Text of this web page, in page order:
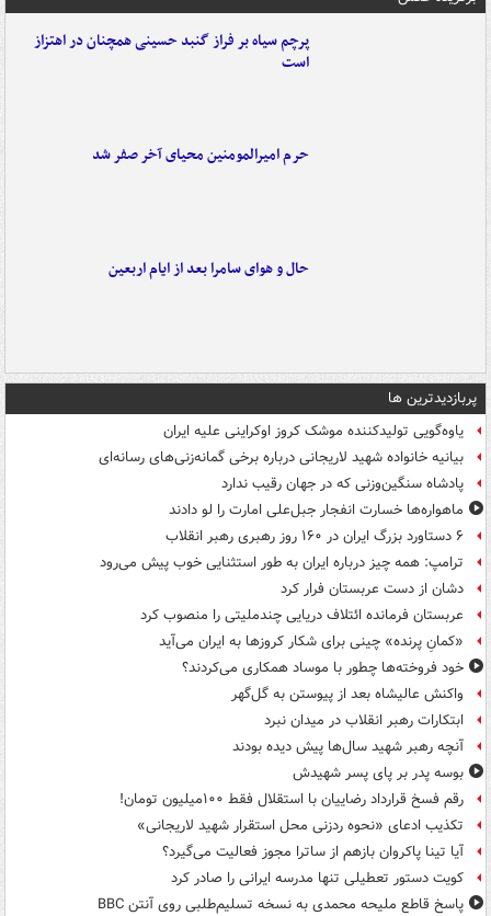
پرچم سیاه بر فراز گنبد حسینی همچنان در اهتزاز
است
حرم امیرالمومنین محیای آخر صفر شد
حال و هوای سامرا بعد از ایام اربعین
پربازدیدترین ها
یاوه‌گویی تولیدکننده موشک کروز اوکراینی علیه ایران
بیانیه خانواده شهید لاریجانی درباره برخی گمانه‌زنی‌های رسانه‌ای
پادشاه سنگین‌وزنی که در جهان رقیب ندارد
ماهواره‌ها خسارت انفجار جبل‌علی امارت را لو دادند
۶ دستاورد بزرگ ایران در ۱۶۰ روز رهبری رهبر انقلاب
ترامپ: همه چیز درباره ایران به طور استثنایی خوب پیش می‌رود
دشان از دست عربستان فرار کرد
عربستان فرمانده ائتلاف دریایی چندملیتی را منصوب کرد
«کمانِ پرنده» چینی برای شکار کروزها به ایران می‌آید
خود فروخته‌ها چطور با موساد همکاری می‌کردند؟
واکنش عالیشاه بعد از پیوستن به گل‌گهر
ابتکارات رهبر انقلاب در میدان نبرد
آنچه رهبر شهید سال‌ها پیش دیده بودند
بوسه‌ پدر بر پای پسر شهیدش
رقم فسخ قرارداد رضاییان با استقلال فقط ۱۰۰میلیون تومان!
تکذیب ادعای «نحوه ردزنی محل استقرار شهید لاریجانی»
آیا تینا پاکروان بازهم از ساترا مجوز فعالیت می‌گیرد؟
کویت دستور تعطیلی تنها مدرسه ایرانی را صادر کرد
پاسخ قاطع ملیحه محمدی به نسخه تسلیم‌طلبی روی آنتن BBC